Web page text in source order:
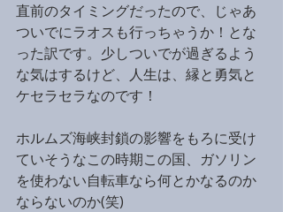
直前のタイミングだったので、じゃあ
ついでにラオスも行っちゃうか！とな
った訳です。少しついでが過ぎるよう
な気はするけど、人生は、縁と勇気と
ケセラセラなのです！
ホルムズ海峡封鎖の影響をもろに受け
ていそうなこの時期この国、ガソリン
を使わない自転車なら何とかなるのか
ならないのか(笑)